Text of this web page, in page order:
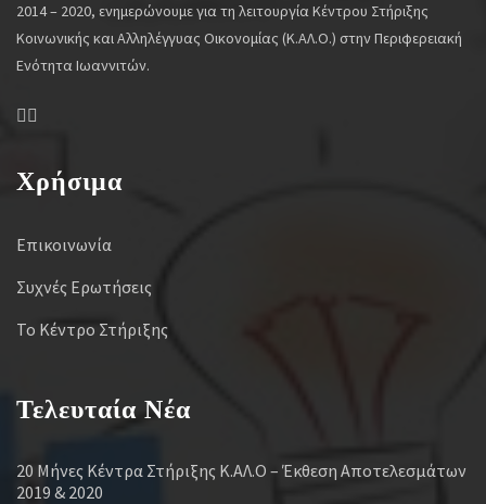
2014 – 2020, ενημερώνουμε για τη λειτουργία Κέντρου Στήριξης
Κοινωνικής και Αλληλέγγυας Οικονομίας (Κ.ΑΛ.Ο.) στην Περιφερειακή
Ενότητα Ιωαννιτών.
Χρήσιμα
Επικοινωνία
Συχνές Ερωτήσεις
Το Κέντρο Στήριξης
Τελευταία Νέα
20 Μήνες Κέντρα Στήριξης Κ.ΑΛ.Ο – Έκθεση Αποτελεσμάτων
2019 & 2020